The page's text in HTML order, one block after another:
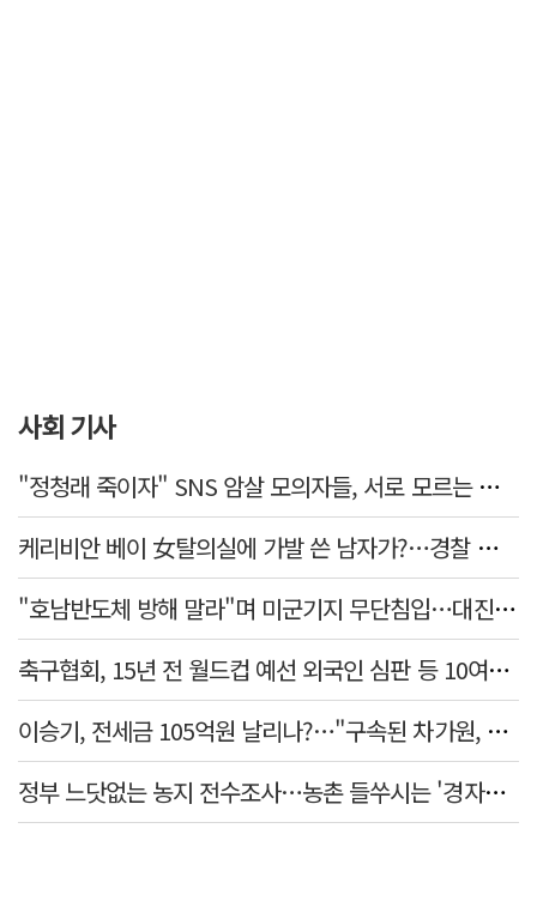
사회 기사
"정청래 죽이자" SNS 암살 모의자들, 서로 모르는 사이였다…檢송치
케리비안 베이 女탈의실에 가발 쓴 남자가?…경찰 추적 중
"호남반도체 방해 말라"며 미군기지 무단침입…대진연 회원 3명 '구속'
축구협회, 15년 전 월드컵 예선 외국인 심판 등 10여명에 '성 접대'
이승기, 전세금 105억원 날리나?…"구속된 차가원, 형사 범죄 영역"
정부 느닷없는 농지 전수조사…농촌 들쑤시는 '경자유전'의 칼날